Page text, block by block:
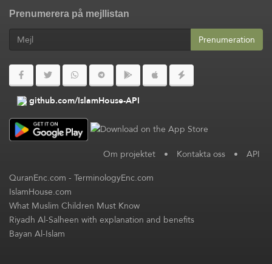
Prenumerera på mejllistan
Prenumeration
github.com/IslamHouse-API
Om projektet • Kontakta oss • API
QuranEnc.com-TerminologyEnc.com
IslamHouse.com
What Muslim Children Must Know
Riyadh Al-Salheen with explanation and benefits
Bayan Al-Islam